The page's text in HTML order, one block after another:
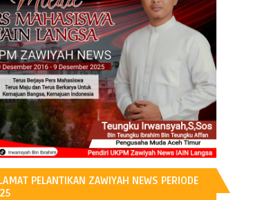
H
PELANTIKAN ZAWIYAH NEWS PERIODE